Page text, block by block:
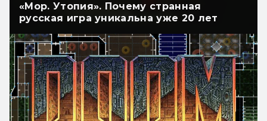
«Мор. Утопия». Почему странная
русская игра уникальна уже 20 лет